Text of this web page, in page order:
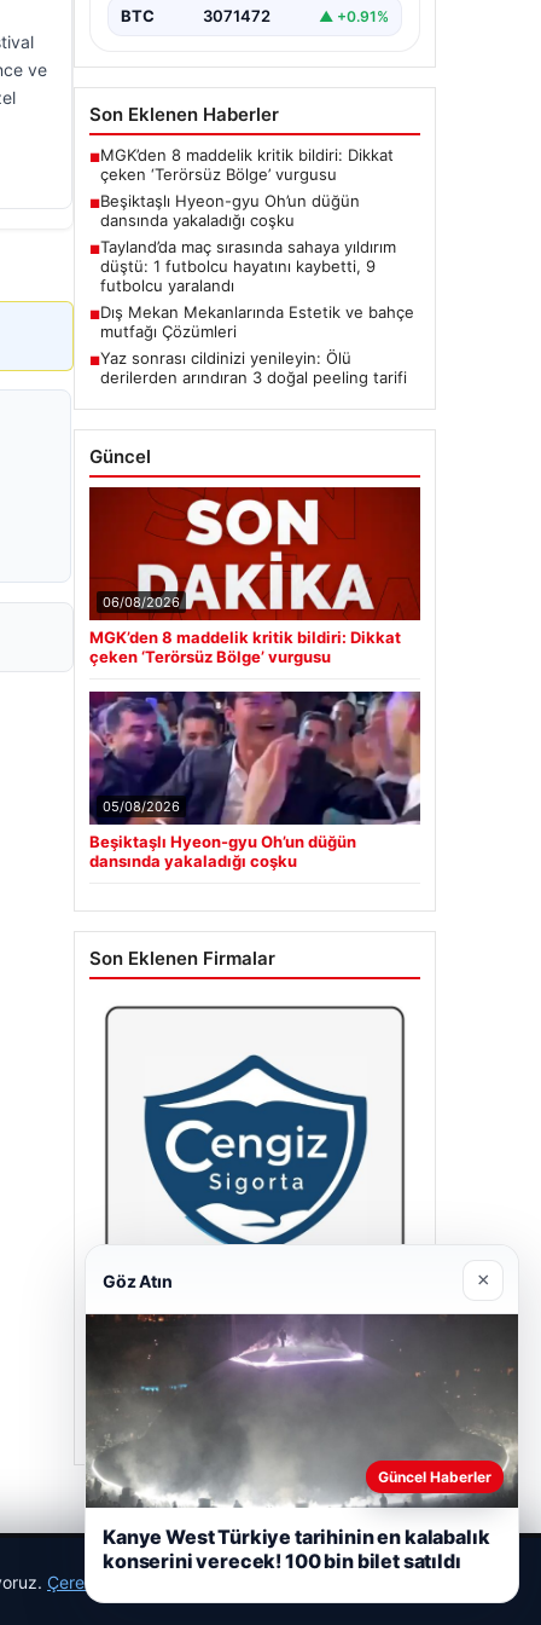
ve
BTC 3071472 ▲ +0.91%
Son Eklenen Haberler
■MGK’den 8 maddelik kritik bildiri: Dikkat
çeken ‘Terörsüz Bölge’ vurgusu
■Beşiktaşlı Hyeon-gyu Oh’un düğün
dansında yakaladığı coşku
■Tayland’da maç sırasında sahaya yıldırım
düştü: 1 futbolcu hayatını kaybetti, 9
futbolcu yaralandı
■Dış Mekan Mekanlarında Estetik ve bahçe
mutfağı Çözümleri
■Yaz sonrası cildinizi yenileyin: Ölü
derilerden arındıran 3 doğal peeling tarifi
Güncel
06/08/2026
MGK’den 8 maddelik kritik bildiri: Dikkat
çeken ‘Terörsüz Bölge’ vurgusu
05/08/2026
Beşiktaşlı Hyeon-gyu Oh’un düğün
dansında yakaladığı coşku
Son Eklenen Firmalar
Cengiz Sigorta
Çerez Politikamız
Göz Atın ×
Güncel Haberler
Kanye West Türkiye tarihinin en kalabalık
konserini verecek! 100 bin bilet satıldı